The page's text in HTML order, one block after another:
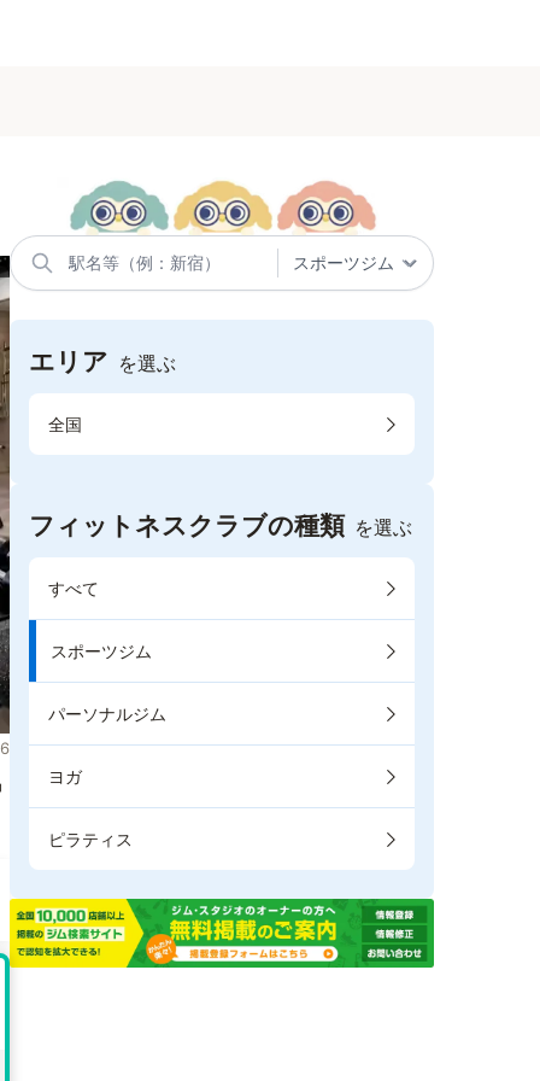
エリア を選ぶ
全国
フィットネスクラブの種類 を選ぶ
すべて
スポーツジム
パーソナルジム
ヨガ
ピラティス